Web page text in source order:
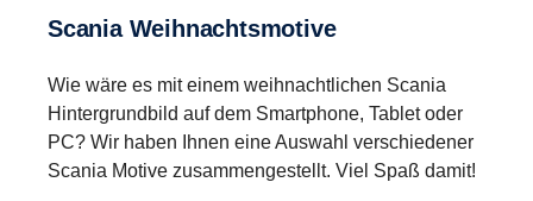
Scania Weihnachtsmotive
Wie wäre es mit einem weihnachtlichen Scania
Hintergrundbild auf dem Smartphone, Tablet oder
PC? Wir haben Ihnen eine Auswahl verschiedener
Scania Motive zusammengestellt. Viel Spaß damit!